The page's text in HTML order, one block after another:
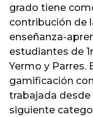
grado tiene
contribución de
enseñanza-
estudiantes de
Yermo y Parres.
gamificación
trabajada desde
siguiente